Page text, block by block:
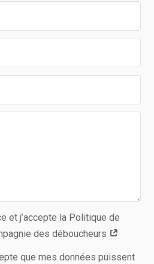
et j’accepte la Politique de
des déboucheurs
que mes données puissent